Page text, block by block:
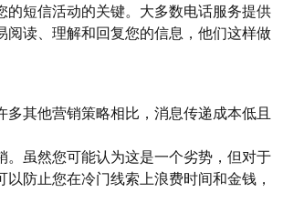
短信活动的关键。大多数电话服务提供
读、理解和回复您的信息，他们这样做
其他营销策略相比，消息传递成本低且
。虽然您可能认为这是一个劣势，但对于
防止您在冷门线索上浪费时间和金钱，